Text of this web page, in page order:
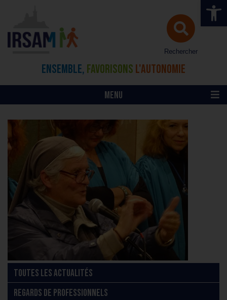
Ouvrir
Rechercher
ENSEMBLE, FAVORISONS L'AUTONOMIE
MENU
TOUTES LES ACTUALITÉS
REGARDS DE PROFESSIONNELS